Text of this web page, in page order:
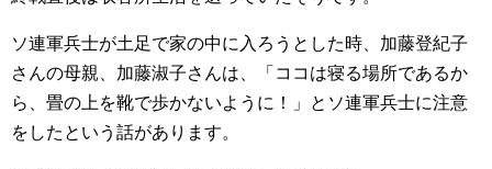
ソ連軍兵士が土足で家の中に入ろうとした時、加藤登紀子
さんの母親、加藤淑子さんは、「ココは寝る場所であるか
ら、畳の上を靴で歩かないように！」とソ連軍兵士に注意
をしたという話があります。